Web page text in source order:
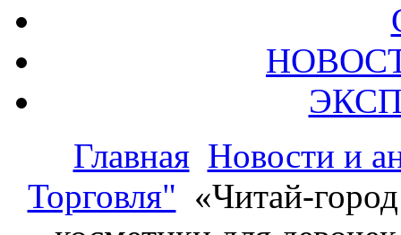
Главная Новости и
Торговля" «Читай-